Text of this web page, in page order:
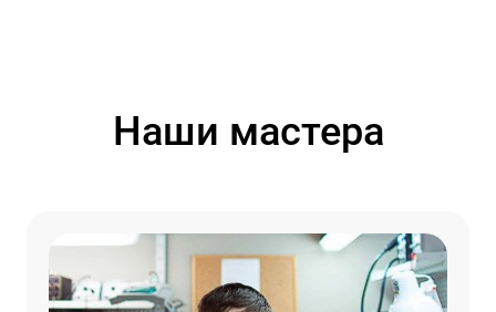
Наши мастера